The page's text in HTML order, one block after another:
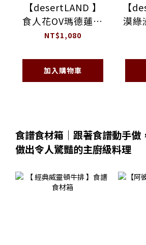
【desertLAND 】
食人花OV瑪德蓮禮
盒
NT$1,080
加入購物車
【
漠綠
食譜食材箱｜跟著食譜動手做
做出令人驚豔的主廚級料理